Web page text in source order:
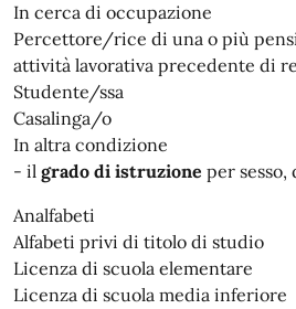
In cerca di occupazione
Percettore/rice di una o più
attività lavorativa precedente di
Studente/ssa
Casalinga/o
In altra condizione
- il grado di istruzione per
Analfabeti
Alfabeti privi di titolo di studio
Licenza di scuola elementare
Licenza di scuola media inferiore